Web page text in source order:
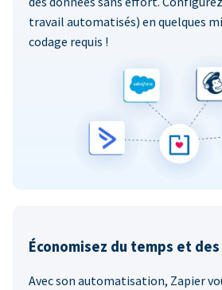
travail automatisés) en quelques
codage requis !
Économisez du temps et
Avec son automatisation, Zapier